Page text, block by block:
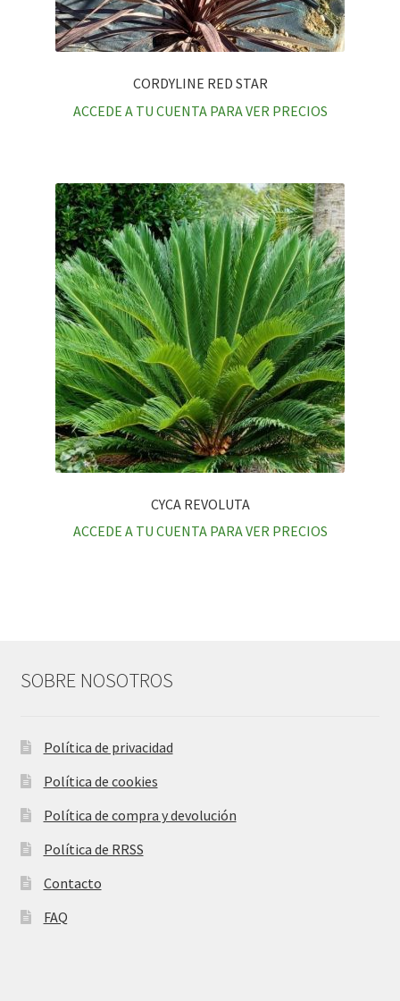
CORDYLINE RED STAR
ACCEDE A TU CUENTA PARA VER PRECIOS
CYCA REVOLUTA
ACCEDE A TU CUENTA PARA VER PRECIOS
SOBRE NOSOTROS
Política de privacidad
Política de cookies
Política de compra y devolución
Política de RRSS
Contacto
FAQ